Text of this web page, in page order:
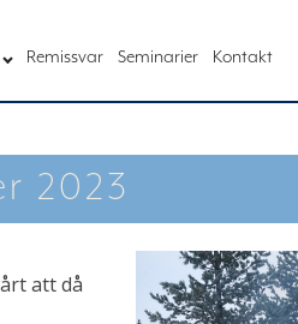
Remissvar Seminarier Kontakt
2023
att då